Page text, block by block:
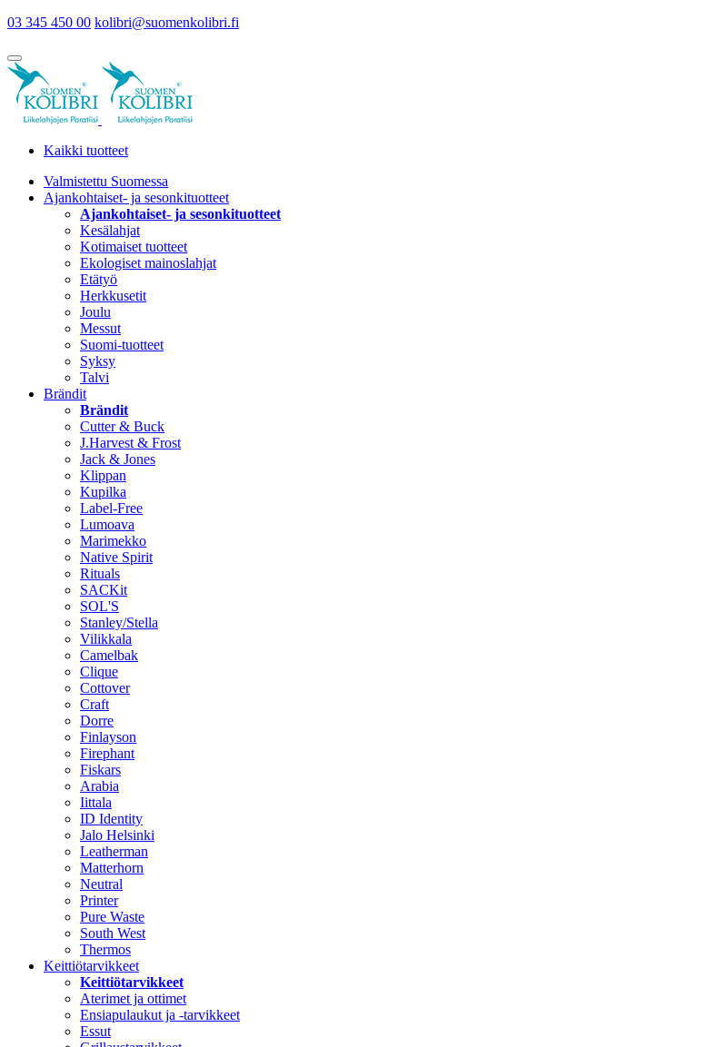
03 345 450 00 kolibri@suomenkolibri.fi
Kaikki tuotteet
Valmistettu Suomessa
Ajankohtaiset- ja sesonkituotteet
Ajankohtaiset- ja sesonkituotteet
Kesälahjat
Kotimaiset tuotteet
Ekologiset mainoslahjat
Etätyö
Herkkusetit
Joulu
Messut
Suomi-tuotteet
Syksy
Talvi
Brändit
Brändit
Cutter & Buck
J.Harvest & Frost
Jack & Jones
Klippan
Kupilka
Label-Free
Lumoava
Marimekko
Native Spirit
Rituals
SACKit
SOL'S
Stanley/Stella
Vilikkala
Camelbak
Clique
Cottover
Craft
Dorre
Finlayson
Firephant
Fiskars
Arabia
Iittala
ID Identity
Jalo Helsinki
Leatherman
Matterhorn
Neutral
Printer
Pure Waste
South West
Thermos
Keittiötarvikkeet
Keittiötarvikkeet
Aterimet ja ottimet
Ensiapulaukut ja -tarvikkeet
Essut